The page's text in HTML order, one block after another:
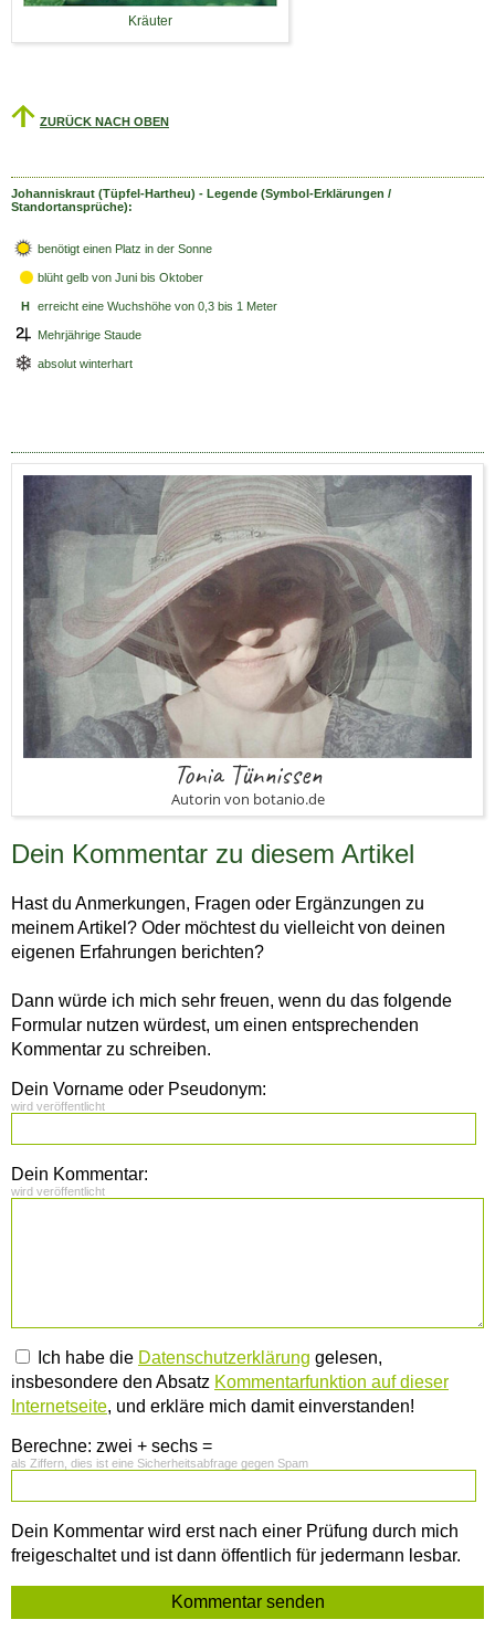
Kräuter
ZURÜCK NACH OBEN
Johanniskraut (Tüpfel-Hartheu) - Legende (Symbol-Erklärungen /
Standortansprüche):
benötigt einen Platz in der Sonne
blüht gelb von Juni bis Oktober
H erreicht eine Wuchshöhe von 0,3 bis 1 Meter
Mehrjährige Staude
absolut winterhart
Tonia Tünnissen
Autorin von botanio.de
Dein Kommentar zu diesem Artikel
Hast du Anmerkungen, Fragen oder Ergänzungen zu
meinem Artikel? Oder möchtest du vielleicht von deinen
eigenen Erfahrungen berichten?
Dann würde ich mich sehr freuen, wenn du das folgende
Formular nutzen würdest, um einen entsprechenden
Kommentar zu schreiben.
Dein Vorname oder Pseudonym:
wird veröffentlicht
Dein Kommentar:
wird veröffentlicht
Ich habe die Datenschutzerklärung gelesen,
insbesondere den Absatz Kommentarfunktion auf dieser
Internetseite, und erkläre mich damit einverstanden!
Berechne: zwei + sechs =
als Ziffern, dies ist eine Sicherheitsabfrage gegen Spam
Dein Kommentar wird erst nach einer Prüfung durch mich
freigeschaltet und ist dann öffentlich für jedermann lesbar.